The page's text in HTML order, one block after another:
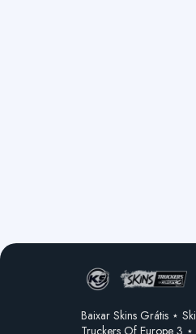
Baixar Skins Grátis ⋆